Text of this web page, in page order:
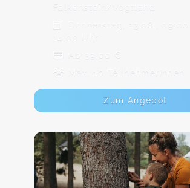
Falkenstein/Vogtland
Donnerstag, 13.08.,
14:00 Uhr
Ab 59,00 €
Max. 10 TeilnehmerInnen
Zum Angebot